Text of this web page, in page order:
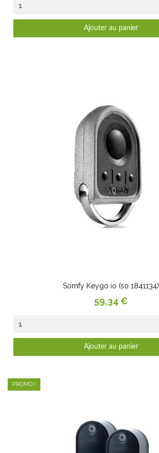
Ajouter au panier
Somfy Keygo io (so 1841134)
Prix
59,34 €
Ajouter au panier
PROMO !